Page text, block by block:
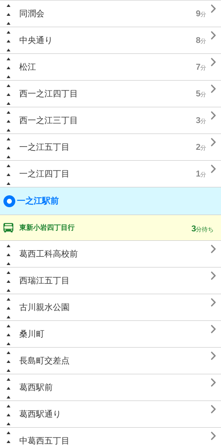
同潤会 9分 
中央通り 8分 
松江 7分 
西一之江四丁目 5分 
西一之江三丁目 3分 
一之江五丁目 2分 
一之江四丁目 1分 
一之江駅前
東新小岩四丁目行 3分待ち
葛西工科高校前 
西瑞江五丁目 
古川親水公園 
桑川町 
長島町交差点 
葛西駅前 
葛西駅通り 
中葛西五丁目 